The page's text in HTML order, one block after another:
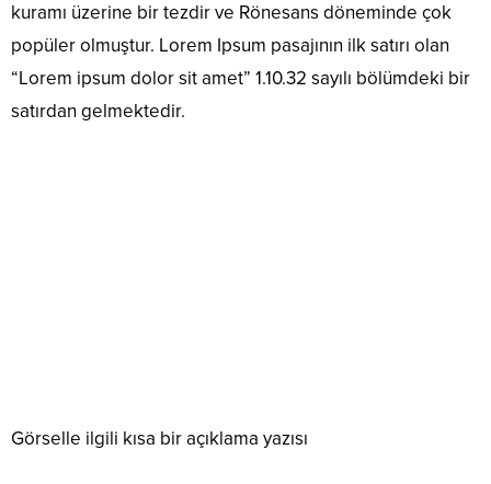
kuramı üzerine bir tezdir ve Rönesans döneminde çok
popüler olmuştur. Lorem Ipsum pasajının ilk satırı olan
“Lorem ipsum dolor sit amet” 1.10.32 sayılı bölümdeki bir
satırdan gelmektedir.
Görselle ilgili kısa bir açıklama yazısı